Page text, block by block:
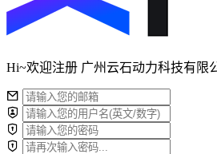
Hi~欢迎注册 广州云石动力科技有限